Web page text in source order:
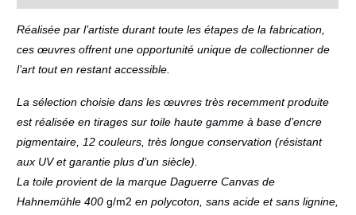
Réalisée par l’artiste durant toute les étapes de la fabrication,
ces œuvres offrent une opportunité unique de collectionner de
l’art tout en restant accessible.
La sélection choisie dans les œuvres très recemment produite
est réalisée en tirages sur toile haute gamme à base d’encre
pigmentaire, 12 couleurs, très longue conservation (résistant
aux UV et garantie plus d’un siècle).
La toile provient de la marque Daguerre Canvas de
Hahnemühle 400g/m2en polycoton, sans acide et sans lignine,